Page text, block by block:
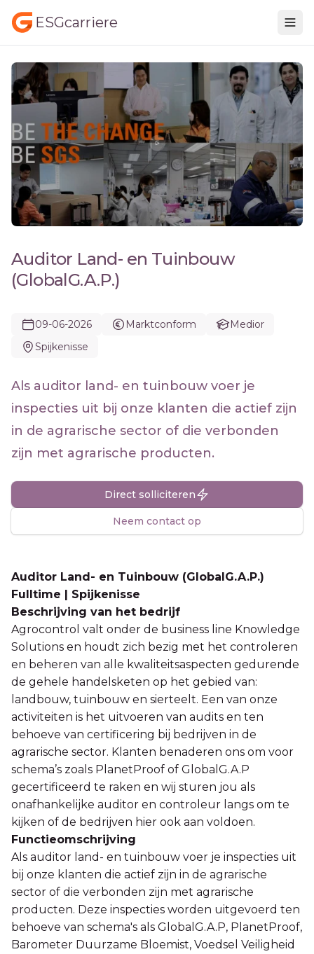
ESGcarriere
Auditor Land- en Tuinbouw
(GlobalG.A.P.)
09-06-2026 Marktconform
Medior
Spijkenisse
Als auditor land- en tuinbouw voer je
inspecties uit bij onze klanten die actief zijn
in de agrarische sector of die verbonden
zijn met agrarische producten.
Direct solliciteren
Neem contact op
Auditor Land- en Tuinbouw (GlobalG.A.P.)
Fulltime | Spijkenisse
Beschrijving van het bedrijf
Agrocontrol valt onder de business line Knowledge
Solutions en houdt zich bezig met het controleren
en beheren van alle kwaliteitsaspecten gedurende
de gehele handelsketen op het gebied van:
landbouw, tuinbouw en sierteelt. Een van onze
activiteiten is het uitvoeren van audits en ten
behoeve van certificering bij bedrijven in de
agrarische sector. Klanten benaderen ons om voor
schema’s zoals PlanetProof of GlobalG.A.P
gecertificeerd te raken en wij sturen jou als
onafhankelijke auditor en controleur langs om te
kijken of de bedrijven hier ook aan voldoen.
Functieomschrijving
Als auditor land- en tuinbouw voer je inspecties uit
bij onze klanten die actief zijn in de agrarische
sector of die verbonden zijn met agrarische
producten. Deze inspecties worden uitgevoerd ten
behoeve van schema's als GlobalG.A.P, PlanetProof,
Barometer Duurzame Bloemist, Voedsel Veiligheid